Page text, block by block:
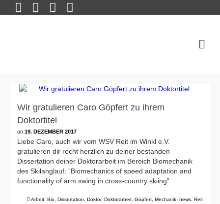
Wir gratulieren Caro Göpfert zu ihrem
Doktortitel
on 19. DEZEMBER 2017
Liebe Caro, auch wir vom WSV Reit im Winkl e.V.
gratulieren dir recht herzlich zu deiner bestanden
Dissertation deiner Doktorarbeit im Bereich Biomechanik
des Skilanglauf: ”Biomechanics of speed adaptation and
functionality of arm swing in cross-country skiing”
Arbeit Bio Dissertation Doktor, Doktorarbeit Göpfert Mechanik news Reit